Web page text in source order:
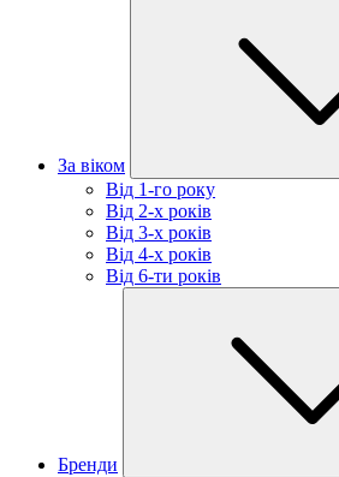
За віком
Від 1-го року
Від 2-х років
Від 3-х років
Від 4-х років
Від 6-ти років
Бренди